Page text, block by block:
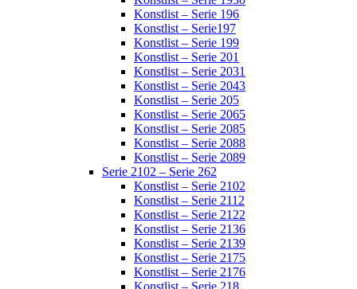
Konstlist – Serie 196
Konstlist – Serie197
Konstlist – Serie 199
Konstlist – Serie 201
Konstlist – Serie 2031
Konstlist – Serie 2043
Konstlist – Serie 205
Konstlist – Serie 2065
Konstlist – Serie 2085
Konstlist – Serie 2088
Konstlist – Serie 2089
Serie 2102 – Serie 262
Konstlist – Serie 2102
Konstlist – Serie 2112
Konstlist – Serie 2122
Konstlist – Serie 2136
Konstlist – Serie 2139
Konstlist – Serie 2175
Konstlist – Serie 2176
Konstlist – Serie 218